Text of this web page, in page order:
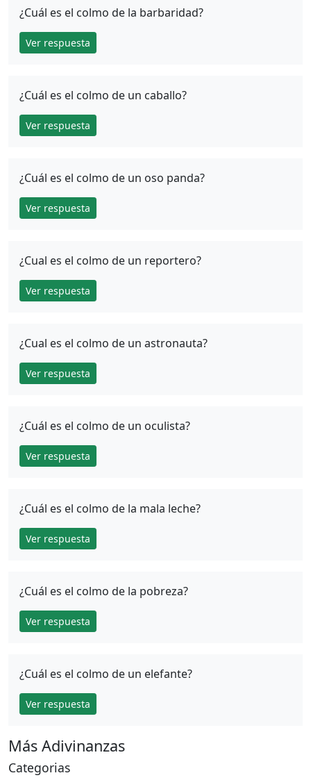
¿Cuál es el colmo de la barbaridad?
Ver respuesta
¿Cuál es el colmo de un caballo?
Ver respuesta
¿Cuál es el colmo de un oso panda?
Ver respuesta
¿Cual es el colmo de un reportero?
Ver respuesta
¿Cual es el colmo de un astronauta?
Ver respuesta
¿Cuál es el colmo de un oculista?
Ver respuesta
¿Cuál es el colmo de la mala leche?
Ver respuesta
¿Cuál es el colmo de la pobreza?
Ver respuesta
¿Cuál es el colmo de un elefante?
Ver respuesta
Más Adivinanzas
Categorias